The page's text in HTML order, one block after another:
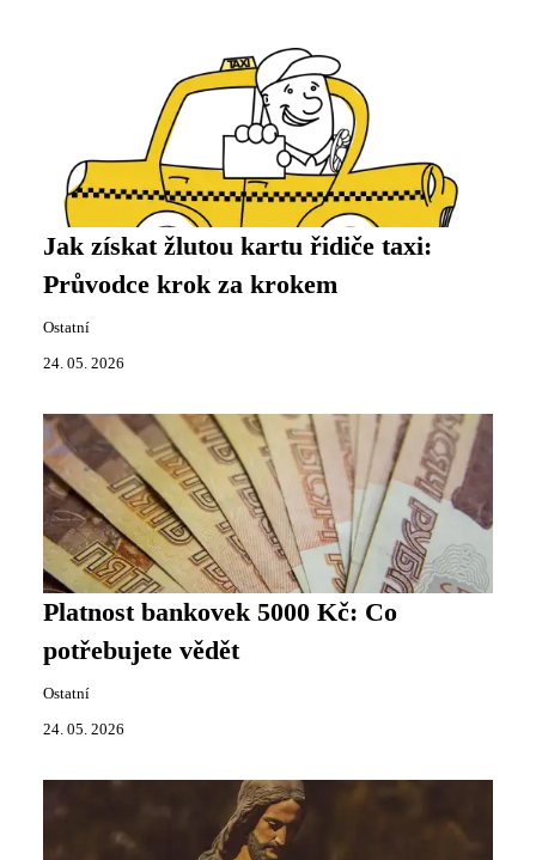
Jak získat žlutou kartu řidiče taxi:
Průvodce krok za krokem
Ostatní
24. 05. 2026
Platnost bankovek 5000 Kč: Co
potřebujete vědět
Ostatní
24. 05. 2026